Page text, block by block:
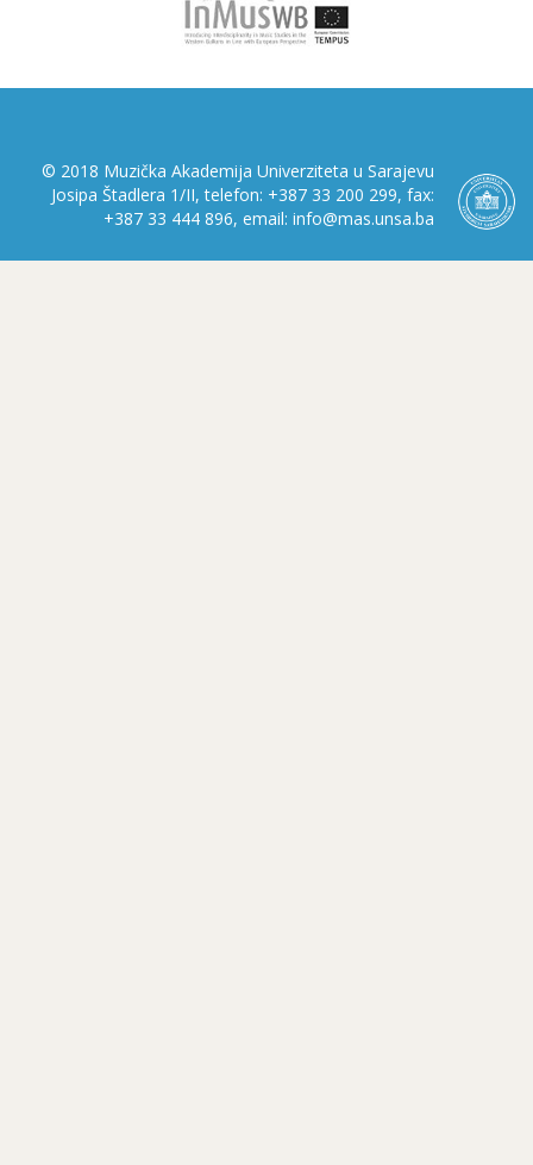
© 2018 Muzička Akademija Univerziteta u Sarajevu
Josipa Štadlera 1/II, telefon: +387 33 200 299, fax:
+387 33 444 896, email: info@mas.unsa.ba